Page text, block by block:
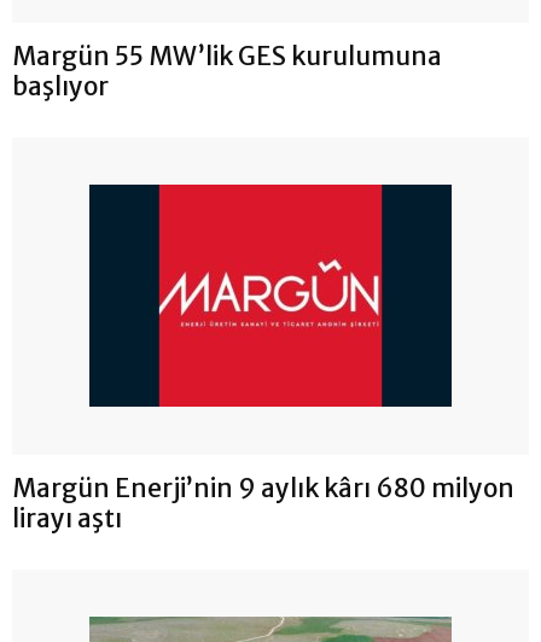
Margün 55 MW’lik GES kurulumuna
başlıyor
Margün Enerji’nin 9 aylık kârı 680 milyon
lirayı aştı